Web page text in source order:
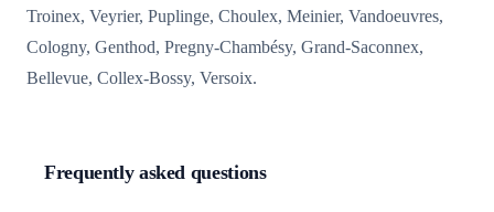
Troinex, Veyrier, Puplinge, Choulex, Meinier, Vandoeuvres,
Cologny, Genthod, Pregny-Chambésy, Grand-Saconnex,
Bellevue, Collex-Bossy, Versoix.
Frequently asked questions